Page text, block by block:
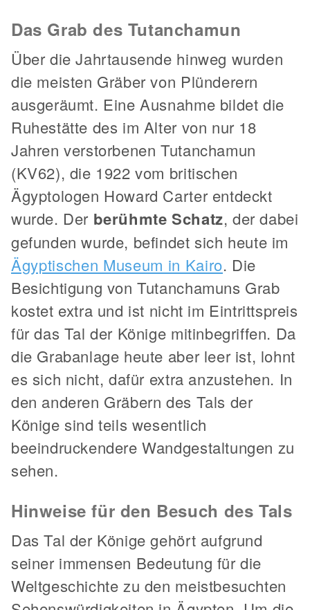
Das Grab des Tutanchamun
Über die Jahrtausende hinweg wurden
die meisten Gräber von Plünderern
ausgeräumt. Eine Ausnahme bildet die
Ruhestätte des im Alter von nur 18
Jahren verstorbenen Tutanchamun
(KV62), die 1922 vom britischen
Ägyptologen Howard Carter entdeckt
wurde. Der berühmte Schatz, der dabei
gefunden wurde, befindet sich heute im
Ägyptischen Museum in Kairo. Die
Besichtigung von Tutanchamuns Grab
kostet extra und ist nicht im Eintrittspreis
für das Tal der Könige mitinbegriffen. Da
die Grabanlage heute aber leer ist, lohnt
es sich nicht, dafür extra anzustehen. In
den anderen Gräbern des Tals der
Könige sind teils wesentlich
beeindruckendere Wandgestaltungen zu
sehen.
Hinweise für den Besuch des Tals
Das Tal der Könige gehört aufgrund
seiner immensen Bedeutung für die
Weltgeschichte zu den meistbesuchten